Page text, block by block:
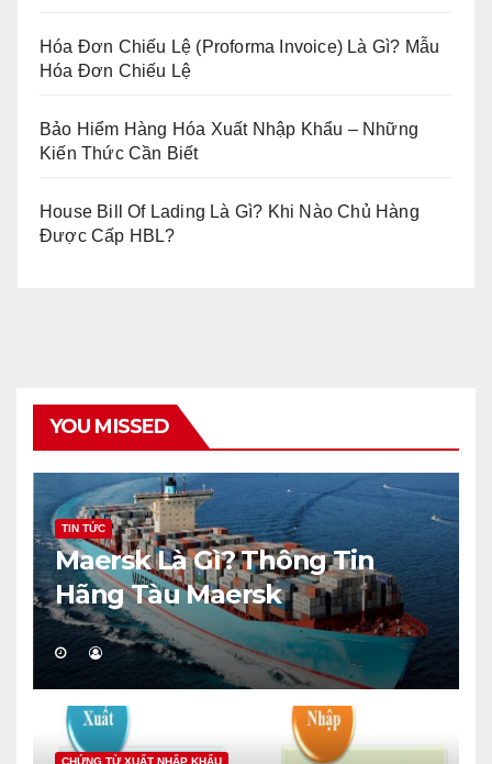
Hóa Đơn Chiếu Lệ (Proforma Invoice) Là Gì? Mẫu
Hóa Đơn Chiếu Lệ
Bảo Hiểm Hàng Hóa Xuất Nhập Khẩu – Những
Kiến Thức Cần Biết
House Bill Of Lading Là Gì? Khi Nào Chủ Hàng
Được Cấp HBL?
YOU MISSED
TIN TỨC
Maersk Là Gì? Thông Tin
Hãng Tàu Maersk
CHỨNG TỪ XUẤT NHẬP KHẨU